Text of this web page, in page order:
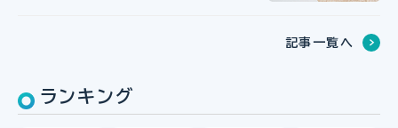
記事一覧へ
ランキング